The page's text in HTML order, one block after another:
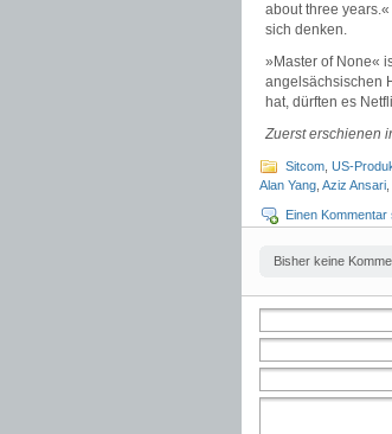
about three
sich denken.
»Master of None«
angelsächsischen
hat, dürften es
Zuerst erschienen
Sitcom US-
Alan Yang Aziz Ansari
Einen Kommentar
Bisher keine